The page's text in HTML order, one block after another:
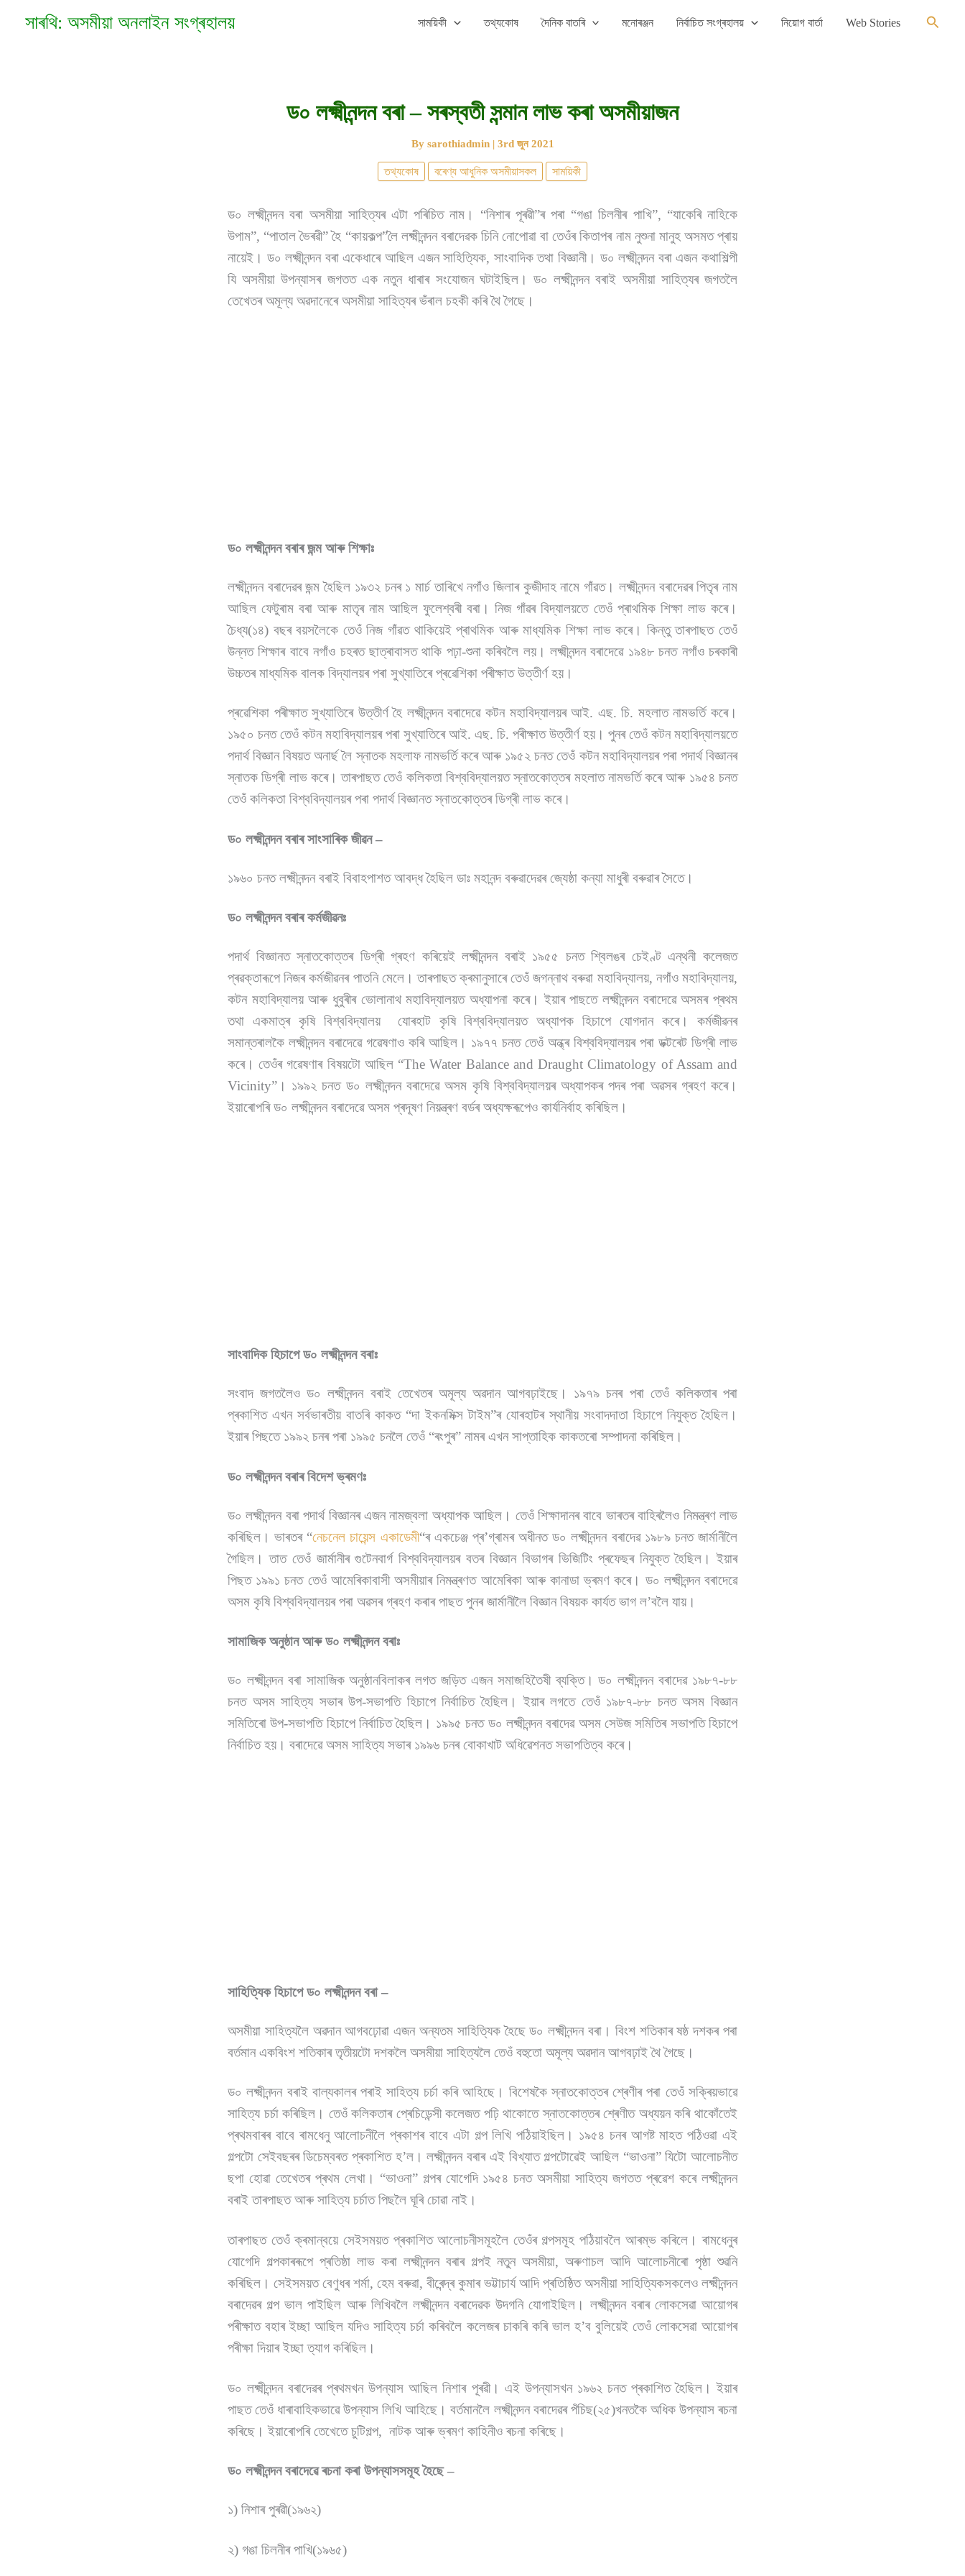
সাৰথি: অসমীয়া অনলাইন সংগ্ৰহালয় সাময়িকী তথ্যকোষ দৈনিক বাতৰি মনোৰঞ্জন নিৰ্বাচিত সংগ্ৰহালয় নিয়োগ বাৰ্তা Web Stories Search
ড০ লক্ষ্মীনন্দন বৰা – সৰস্বতী সন্মান লাভ কৰা অসমীয়াজন
By sarothiadmin | 3rd জুন 2021
তথ্যকোষ বৰেণ্য আধুনিক অসমীয়াসকল সাময়িকী
ড০ লক্ষ্মীনন্দন বৰা অসমীয়া সাহিত্যৰ এটা পৰিচিত নাম। “নিশাৰ পূৰৱী”ৰ পৰা “গঙা চিলনীৰ পাখি”, “যাকেৰি নাহিকে
উপাম”, “পাতাল ভৈৰৱী” হৈ “কায়কল্প”লৈ লক্ষ্মীনন্দন বৰাদেৱক চিনি নোপোৱা বা তেওঁৰ কিতাপৰ নাম নুশুনা মানুহ অসমত প্ৰায়
নায়েই। ড০ লক্ষ্মীনন্দন বৰা একেধাৰে আছিল এজন সাহিত্যিক, সাংবাদিক তথা বিজ্ঞানী। ড০ লক্ষ্মীনন্দন বৰা এজন কথাশিল্পী
যি অসমীয়া উপন্যাসৰ জগতত এক নতুন ধাৰাৰ সংযোজন ঘটাইছিল। ড০ লক্ষ্মীনন্দন বৰাই অসমীয়া সাহিত্যৰ জগতলৈ
তেখেতৰ অমূল্য অৱদানেৰে অসমীয়া সাহিত্যৰ ভঁৰাল চহকী কৰি থৈ গৈছে।
ড০ লক্ষ্মীনন্দন বৰাৰ জন্ম আৰু শিক্ষাঃ
লক্ষ্মীনন্দন বৰাদেৱৰ জন্ম হৈছিল ১৯৩২ চনৰ ১ মাৰ্চ তাৰিখে নগাঁও জিলাৰ কুজীদাহ নামে গাঁৱত। লক্ষ্মীনন্দন বৰাদেৱৰ পিতৃৰ নাম
আছিল ফেটুৰাম বৰা আৰু মাতৃৰ নাম আছিল ফুলেশ্বৰী বৰা। নিজ গাঁৱৰ বিদ্যালয়তে তেওঁ প্ৰাথমিক শিক্ষা লাভ কৰে।
চৈধ্য(১৪) বছৰ বয়সলৈকে তেওঁ নিজ গাঁৱত থাকিয়েই প্ৰাথমিক আৰু মাধ্যমিক শিক্ষা লাভ কৰে। কিন্তু তাৰপাছত তেওঁ
উন্নত শিক্ষাৰ বাবে নগাঁও চহৰত ছাত্ৰাবাসত থাকি পঢ়া-শুনা কৰিবলৈ লয়। লক্ষ্মীনন্দন বৰাদেৱে ১৯৪৮ চনত নগাঁও চৰকাৰী
উচ্চতৰ মাধ্যমিক বালক বিদ্যালয়ৰ পৰা সুখ্যাতিৰে প্ৰৱেশিকা পৰীক্ষাত উত্তীৰ্ণ হয়।
প্ৰৱেশিকা পৰীক্ষাত সুখ্যাতিৰে উত্তীৰ্ণ হৈ লক্ষ্মীনন্দন বৰাদেৱে কটন মহাবিদ্যালয়ৰ আই. এছ. চি. মহলাত নামভৰ্তি কৰে।
১৯৫০ চনত তেওঁ কটন মহাবিদ্যালয়ৰ পৰা সুখ্যাতিৰে আই. এছ. চি. পৰীক্ষাত উত্তীৰ্ণ হয়। পুনৰ তেওঁ কটন মহাবিদ্যালয়তে
পদাৰ্থ বিজ্ঞান বিষয়ত অনাৰ্ছ লৈ স্নাতক মহলাফ নামভৰ্তি কৰে আৰু ১৯৫২ চনত তেওঁ কটন মহাবিদ্যালয়ৰ পৰা পদাৰ্থ বিজ্ঞানৰ
স্নাতক ডিগ্ৰী লাভ কৰে। তাৰপাছত তেওঁ কলিকতা বিশ্ববিদ্যালয়ত স্নাতকোত্তৰ মহলাত নামভৰ্তি কৰে আৰু ১৯৫৪ চনত
তেওঁ কলিকতা বিশ্ববিদ্যালয়ৰ পৰা পদাৰ্থ বিজ্ঞানত স্নাতকোত্তৰ ডিগ্ৰী লাভ কৰে।
ড০ লক্ষ্মীনন্দন বৰাৰ সাংসাৰিক জীৱন –
১৯৬০ চনত লক্ষ্মীনন্দন বৰাই বিবাহপাশত আবদ্ধ হৈছিল ডাঃ মহানন্দ বৰুৱাদেৱৰ জ্যেষ্ঠা কন্যা মাধুৰী বৰুৱাৰ সৈতে।
ড০ লক্ষ্মীনন্দন বৰাৰ কৰ্মজীৱনঃ
পদাৰ্থ বিজ্ঞানত স্নাতকোত্তৰ ডিগ্ৰী গ্ৰহণ কৰিয়েই লক্ষ্মীনন্দন বৰাই ১৯৫৫ চনত শ্বিলঙৰ চেইণ্ট এন্থনী কলেজত
প্ৰৱক্তাৰূপে নিজৰ কৰ্মজীৱনৰ পাতনি মেলে। তাৰপাছত ক্ৰমানুসাৰে তেওঁ জগন্নাথ বৰুৱা মহাবিদ্যালয়, নগাঁও মহাবিদ্যালয়,
কটন মহাবিদ্যালয় আৰু ধুবুৰীৰ ভোলানাথ মহাবিদ্যালয়ত অধ্যাপনা কৰে। ইয়াৰ পাছতে লক্ষ্মীনন্দন বৰাদেৱে অসমৰ প্ৰথম
তথা একমাত্ৰ কৃষি বিশ্ববিদ্যালয় যোৰহাট কৃষি বিশ্ববিদ্যালয়ত অধ্যাপক হিচাপে যোগদান কৰে। কৰ্মজীৱনৰ
সমান্তৰালকৈ লক্ষ্মীনন্দন বৰাদেৱে গৱেষণাও কৰি আছিল। ১৯৭৭ চনত তেওঁ অন্ধ্ৰ বিশ্ববিদ্যালয়ৰ পৰা ডক্টৰেট ডিগ্ৰী লাভ
কৰে। তেওঁৰ গৱেষণাৰ বিষয়টো আছিল “The Water Balance and Draught Climatology of Assam and
Vicinity”। ১৯৯২ চনত ড০ লক্ষ্মীনন্দন বৰাদেৱে অসম কৃষি বিশ্ববিদ্যালয়ৰ অধ্যাপকৰ পদৰ পৰা অৱসৰ গ্ৰহণ কৰে।
ইয়াৰোপৰি ড০ লক্ষ্মীনন্দন বৰাদেৱে অসম প্ৰদূষণ নিয়ন্ত্ৰণ বৰ্ডৰ অধ্যক্ষৰূপেও কাৰ্যনিৰ্বাহ কৰিছিল।
সাংবাদিক হিচাপে ড০ লক্ষ্মীনন্দন বৰাঃ
সংবাদ জগতলৈও ড০ লক্ষ্মীনন্দন বৰাই তেখেতৰ অমূল্য অৱদান আগবঢ়াইছে। ১৯৭৯ চনৰ পৰা তেওঁ কলিকতাৰ পৰা
প্ৰকাশিত এখন সৰ্বভাৰতীয় বাতৰি কাকত “দা ইকনমিক্স টাইম”ৰ যোৰহাটৰ স্থানীয় সংবাদদাতা হিচাপে নিযুক্ত হৈছিল।
ইয়াৰ পিছতে ১৯৯২ চনৰ পৰা ১৯৯৫ চনলৈ তেওঁ “ৰংপুৰ” নামৰ এখন সাপ্তাহিক কাকতৰো সম্পাদনা কৰিছিল।
ড০ লক্ষ্মীনন্দন বৰাৰ বিদেশ ভ্ৰমণঃ
ড০ লক্ষ্মীনন্দন বৰা পদাৰ্থ বিজ্ঞানৰ এজন নামজ্বলা অধ্যাপক আছিল। তেওঁ শিক্ষাদানৰ বাবে ভাৰতৰ বাহিৰলৈও নিমন্ত্ৰণ লাভ
কৰিছিল। ভাৰতৰ “নেচনেল চায়েন্স একাডেমী“ৰ একচেঞ্জ প্ৰ’গ্ৰামৰ অধীনত ড০ লক্ষ্মীনন্দন বৰাদেৱ ১৯৮৯ চনত জাৰ্মানীলৈ
গৈছিল। তাত তেওঁ জাৰ্মানীৰ গুটেনবাৰ্গ বিশ্ববিদ্যালয়ৰ বতৰ বিজ্ঞান বিভাগৰ ভিজিটিং প্ৰফেছৰ নিযুক্ত হৈছিল। ইয়াৰ
পিছত ১৯৯১ চনত তেওঁ আমেৰিকাবাসী অসমীয়াৰ নিমন্ত্ৰণত আমেৰিকা আৰু কানাডা ভ্ৰমণ কৰে। ড০ লক্ষ্মীনন্দন বৰাদেৱে
অসম কৃষি বিশ্ববিদ্যালয়ৰ পৰা অৱসৰ গ্ৰহণ কৰাৰ পাছত পুনৰ জাৰ্মানীলৈ বিজ্ঞান বিষয়ক কাৰ্যত ভাগ ল’বলৈ যায়।
সামাজিক অনুষ্ঠান আৰু ড০ লক্ষ্মীনন্দন বৰাঃ
ড০ লক্ষ্মীনন্দন বৰা সামাজিক অনুষ্ঠানবিলাকৰ লগত জড়িত এজন সমাজহিতৈষী ব্যক্তি। ড০ লক্ষ্মীনন্দন বৰাদেৱ ১৯৮৭-৮৮
চনত অসম সাহিত্য সভাৰ উপ-সভাপতি হিচাপে নিৰ্বাচিত হৈছিল। ইয়াৰ লগতে তেওঁ ১৯৮৭-৮৮ চনত অসম বিজ্ঞান
সমিতিৰো উপ-সভাপতি হিচাপে নিৰ্বাচিত হৈছিল। ১৯৯৫ চনত ড০ লক্ষ্মীনন্দন বৰাদেৱ অসম সেউজ সমিতিৰ সভাপতি হিচাপে
নিৰ্বাচিত হয়। বৰাদেৱে অসম সাহিত্য সভাৰ ১৯৯৬ চনৰ বোকাখাট অধিৱেশনত সভাপতিত্ব কৰে।
সাহিত্যিক হিচাপে ড০ লক্ষ্মীনন্দন বৰা –
অসমীয়া সাহিত্যলৈ অৱদান আগবঢ়োৱা এজন অন্যতম সাহিত্যিক হৈছে ড০ লক্ষ্মীনন্দন বৰা। বিংশ শতিকাৰ ষষ্ঠ দশকৰ পৰা
বৰ্তমান একবিংশ শতিকাৰ তৃতীয়টো দশকলৈ অসমীয়া সাহিত্যলৈ তেওঁ বহুতো অমূল্য অৱদান আগবঢ়াই থৈ গৈছে।
ড০ লক্ষ্মীনন্দন বৰাই বাল্যকালৰ পৰাই সাহিত্য চৰ্চা কৰি আহিছে। বিশেষকৈ স্নাতকোত্তৰ শ্ৰেণীৰ পৰা তেওঁ সক্ৰিয়ভাৱে
সাহিত্য চৰ্চা কৰিছিল। তেওঁ কলিকতাৰ প্ৰেচিডেন্সী কলেজত পঢ়ি থাকোতে স্নাতকোত্তৰ শ্ৰেণীত অধ্যয়ন কৰি থাকোঁতেই
প্ৰথমবাৰৰ বাবে ৰামধেনু আলোচনীলৈ প্ৰকাশৰ বাবে এটা গল্প লিখি পঠিয়াইছিল। ১৯৫৪ চনৰ আগষ্ট মাহত পঠিওৱা এই
গল্পটো সেইবছৰৰ ডিচেম্বৰত প্ৰকাশিত হ’ল। লক্ষ্মীনন্দন বৰাৰ এই বিখ্যাত গল্পটোৱেই আছিল “ভাওনা” যিটো আলোচনীত
ছপা হোৱা তেখেতৰ প্ৰথম লেখা। “ভাওনা” গল্পৰ যোগেদি ১৯৫৪ চনত অসমীয়া সাহিত্য জগতত প্ৰৱেশ কৰে লক্ষ্মীনন্দন
বৰাই তাৰপাছত আৰু সাহিত্য চৰ্চাত পিছলৈ ঘূৰি চোৱা নাই।
তাৰপাছত তেওঁ ক্ৰমান্বয়ে সেইসময়ত প্ৰকাশিত আলোচনীসমূহলৈ তেওঁৰ গল্পসমূহ পঠিয়াবলৈ আৰম্ভ কৰিলে। ৰামধেনুৰ
যোগেদি গল্পকাৰৰূপে প্ৰতিষ্ঠা লাভ কৰা লক্ষ্মীনন্দন বৰাৰ গল্পই নতুন অসমীয়া, অৰুণাচল আদি আলোচনীৰো পৃষ্ঠা শুৱনি
কৰিছিল। সেইসময়ত বেণুধৰ শৰ্মা, হেম বৰুৱা, বীৰেন্দ্ৰ কুমাৰ ভট্টাচাৰ্য আদি প্ৰতিষ্ঠিত অসমীয়া সাহিত্যিকসকলেও লক্ষ্মীনন্দন
বৰাদেৱৰ গল্প ভাল পাইছিল আৰু লিখিবলৈ লক্ষ্মীনন্দন বৰাদেৱক উদগনি যোগাইছিল। লক্ষ্মীনন্দন বৰাৰ লোকসেৱা আয়োগৰ
পৰীক্ষাত বহাৰ ইচ্ছা আছিল যদিও সাহিত্য চৰ্চা কৰিবলৈ কলেজৰ চাকৰি কৰি ভাল হ’ব বুলিয়েই তেওঁ লোকসেৱা আয়োগৰ
পৰীক্ষা দিয়াৰ ইচ্ছা ত্যাগ কৰিছিল।
ড০ লক্ষ্মীনন্দন বৰাদেৱৰ প্ৰথমখন উপন্যাস আছিল নিশাৰ পূৰৱী। এই উপন্যাসখন ১৯৬২ চনত প্ৰকাশিত হৈছিল। ইয়াৰ
পাছত তেওঁ ধাৰাবাহিকভাৱে উপন্যাস লিখি আহিছে। বৰ্তমানলৈ লক্ষ্মীনন্দন বৰাদেৱৰ পঁচিছ(২৫)খনতকৈ অধিক উপন্যাস ৰচনা
কৰিছে। ইয়াৰোপৰি তেখেতে চুটিগল্প, নাটক আৰু ভ্ৰমণ কাহিনীও ৰচনা কৰিছে।
ড০ লক্ষ্মীনন্দন বৰাদেৱে ৰচনা কৰা উপন্যাসসমূহ হৈছে –
১) নিশাৰ পুৰৱী(১৯৬২)
২) গঙা চিলনীৰ পাখি(১৯৬৫)